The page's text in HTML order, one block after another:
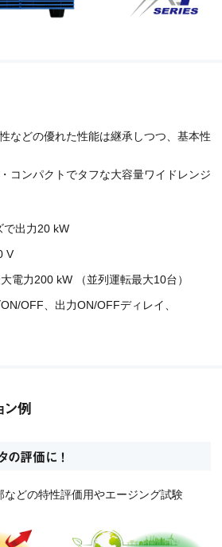
などの優れた性能は継承しつつ、基本性
コンパクトでタフな大容量ワイドレンジ
で出力20 kW
V
電力200 kW （並列運転最大10台）
OFF、出力ON/OFFディレイ、
ン例
の評価に ！
などの特性評価用やエージング試験